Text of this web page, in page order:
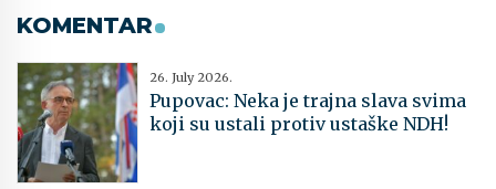
KOMENTAR
26. July 2026.
Pupovac: Neka je trajna slava svima
koji su ustali protiv ustaške NDH!